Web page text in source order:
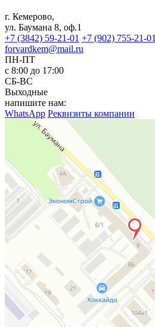
г. Кемерово,
ул. Баумана 8, оф.1
+7 (3842) 59-21-01 +7 (902) 755-21-01
forvardkem@mail.ru
ПН-ПТ
с 8:00 до 17:00
СБ-ВС
Выходные
напишите нам:
WhatsApp Реквизиты компании